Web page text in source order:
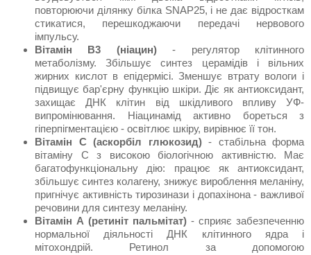
повторюючи ділянку білка SNAP25, і не дає відросткам
стикатися, перешкоджаючи передачі нервового
імпульсу.
Вітамін В3 (ніацин)- регулятор клітинного
метаболізму. Збільшує синтез церамідів і вільних
жирних кислот в епідермісі. Зменшує втрату вологи і
підвищує бар'єрну функцію шкіри. Діє як антиоксидант,
захищає ДНК клітин від шкідливого впливу УФ-
випромінювання. Ніацинамід активно бореться з
гіперпігментацією - освітлює шкіру, вирівнює її тон.
Вітамін С (аскорбіл глюкозид)- стабільна форма
вітаміну С з високою біологічною активністю. Має
багатофункціональну дію: працює як антиоксидант,
збільшує синтез колагену, знижує вироблення меланіну,
пригнічує активність тирозинази і допахінона - важливої
речовини для синтезу меланіну.
Вітамін А (ретиніт пальмітат) - сприяє забезпеченню
нормальної діяльності ДНК клітинного ядра і
мітохондрій. Ретинол за допомогою